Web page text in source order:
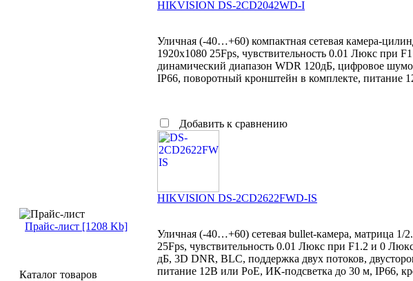
Прайс-лист [1208 Kb]
Каталог товаров
HIKVISION DS-2CD2042WD-I
Уличная (-40…+60) компактная сетевая камера-
1920x1080 25Fps, чувствительность 0.01 Люкс при
динамический диапазон WDR 120дБ, цифровое
IP66, поворотный кронштейн в комплекте, питание
Добавить к сравнению
HIKVISION DS-2CD2622FWD-IS
Уличная (-40…+60) сетевая bullet-камера, матрица
25Fps, чувствительность 0.01 Люкс при F1.2 и 0
дБ, 3D DNR, BLC, поддержка двух потоков,
питание 12В или PoE, ИК-подсветка до 30 м, IP66,